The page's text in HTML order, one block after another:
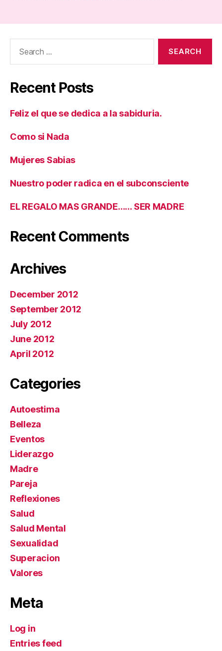
Recent Posts
Feliz el que se dedica a la sabiduria.
Como si Nada
Mujeres Sabias
Nuestro poder radica en el subconsciente
EL REGALO MAS GRANDE…… SER MADRE
Recent Comments
Archives
December 2012
September 2012
July 2012
June 2012
April 2012
Categories
Autoestima
Belleza
Eventos
Liderazgo
Madre
Pareja
Reflexiones
Salud
Salud Mental
Sexualidad
Superacion
Valores
Meta
Log in
Entries feed